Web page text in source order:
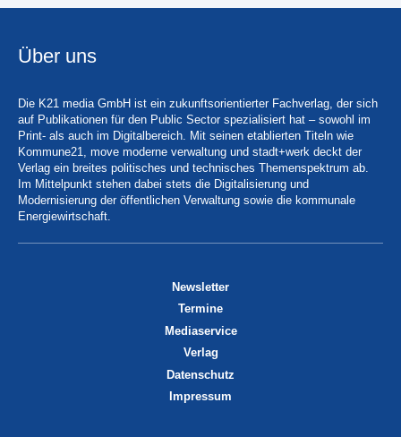
Über uns
Die K21 media GmbH ist ein zukunftsorientierter Fachverlag, der sich
auf Publikationen für den Public Sector spezialisiert hat – sowohl im
Print- als auch im Digitalbereich. Mit seinen etablierten Titeln wie
Kommune21, move moderne verwaltung und stadt+werk deckt der
Verlag ein breites politisches und technisches Themenspektrum ab.
Im Mittelpunkt stehen dabei stets die Digitalisierung und
Modernisierung der öffentlichen Verwaltung sowie die kommunale
Energiewirtschaft.
Newsletter
Termine
Mediaservice
Verlag
Datenschutz
Impressum